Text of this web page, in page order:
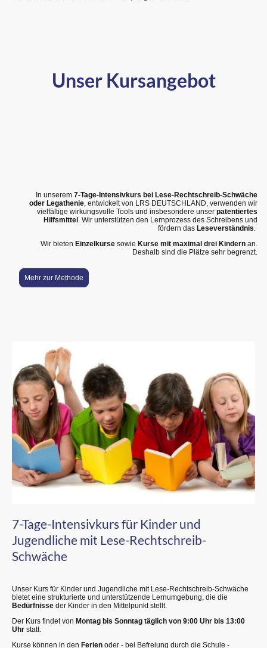
Unser Kursangebot
In unserem 7-Tage-Intensivkurs bei Lese-Rechtschreib-Schwäche
oder Legathenie , entwickelt von LRS DEUTSCHLAND verwenden wir
vielfältige wirkungsvolle Tools und insbesondere unser patentiertes
Hilfsmittel . Wir unterstützen den Lernprozess des Schreibens und
fördern das Leseverständnis
Wir bieten Einzelkurse sowie Kurse mit maximal drei Kindern an.
Deshalb sind die Plätze sehr begrenzt.
Mehr zur Methode
7-Tage-Intensivkurs für Kinder und
Jugendliche mit Lese-Rechtschreib-
Schwäche
Unser Kurs für Kinder und Jugendliche mit Lese-Rechtschreib-Schwäche
bietet eine strukturierte und unterstützende Lernumgebung, die die
Bedürfnisse der Kinder in den Mittelpunkt stellt.
Der Kurs findet von Montag bis Sonntag täglich von 9:00 Uhr bis 13:00
Uhr statt.
Kurse können in den Ferien oder - bei Befreiung durch die Schule -